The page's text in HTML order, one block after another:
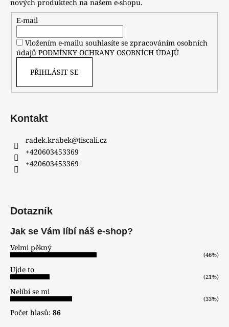
nových produktech na našem e-shopu.
E-mail
Vložením e-mailu souhlasíte se zpracováním osobních
údajů PODMÍNKY OCHRANY OSOBNÍCH ÚDAJŮ
PŘIHLÁSIT SE
Kontakt
radek.krabek@tiscali.cz
+420603453369
+420603453369
Dotazník
Jak se Vám líbí náš e-shop?
Velmi pěkný
(46%)
Ujde to
(21%)
Nelíbí se mi
(33%)
Počet hlasů: 86